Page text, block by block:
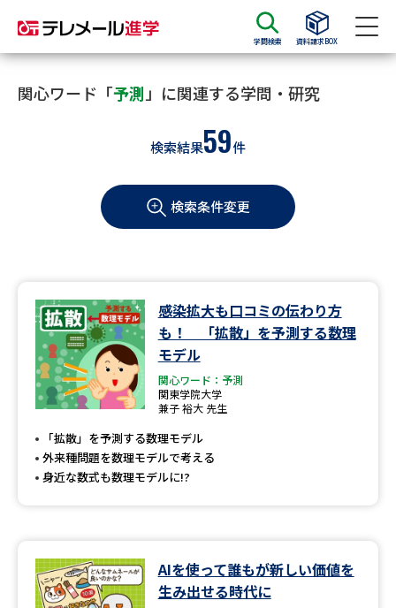
学問検索 資料請求BOX
資料請求 資料検索
大学・短大の資料種類から請求
学部・学科パンフ
過去問題集
大学・短大以外の資料から請求
専門学校の資料請求 大学院の資料請求
留学・進学関連、塾・予備校
内」の請求
大学入学共通テスト「受験上の
高等学校（情報）教員資格認定
関心ワード「予測 」に関連する学問・研究
検索結果59件
検索条件変更
感染拡大も口コミの伝わり方
も！ 「拡散」を予測する数理
モデル
関心ワード：予測
関東学院大学
兼子 裕大 先生
「拡散」を予測する数理モデル
外来種問題を数理モデルで考える
身近な数式も数理モデルに!?
AIを使って誰もが新しい価値を
生み出せる時代に